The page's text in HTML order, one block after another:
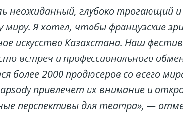
неожиданный, глубоко трогающий
миру. Я хотел, чтобы французские
искусство Казахстана. Наш
встреч и профессионального
более 2000 продюсеров со всего
привлечет их внимание и
перспективы для театра», —